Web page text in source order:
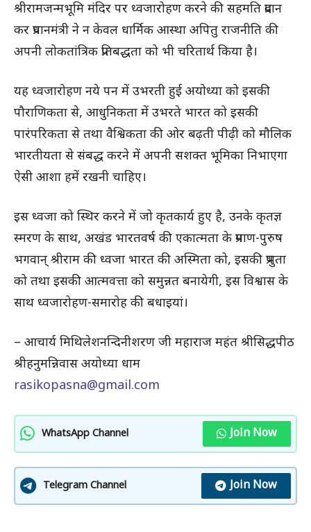
श्रीरामजन्मभूमि मंदिर पर ध्वजारोहण करने की सहमति प्रदान
कर प्रधानमंत्री ने न केवल धार्मिक आस्था अपितु राजनीति की
अपनी लोकतांत्रिक प्रतिबद्धता को भी चरितार्थ किया है।
यह ध्वजारोहण नये पन में उभरती हुई अयोध्या को इसकी
पौराणिकता से, आधुनिकता में उभरते भारत को इसकी
पारंपरिकता से तथा वैश्विकता की ओर बढ़ती पीढ़ी को मौलिक
भारतीयता से संबद्ध करने में अपनी सशक्त भूमिका निभाएगा
ऐसी आशा हमें रखनी चाहिए।
इस ध्वजा को स्थिर करने में जो कृतकार्य हुए है, उनके कृतज्ञ
स्मरण के साथ, अखंड भारतवर्ष की एकात्मता के प्रमाण-पुरुष
भगवान् श्रीराम की ध्वजा भारत की अस्मिता को, इसकी प्रभुता
को तथा इसकी आत्मवत्ता को समुन्नत बनायेगी, इस विश्वास के
साथ ध्वजारोहण-समारोह की बधाइयां।
– आचार्य मिथिलेशनन्दिनीशरण जी महाराज महंत श्रीसिद्धपीठ
श्रीहनुमन्निवास अयोध्या धाम
rasikopasna@gmail.com
WhatsApp Channel Join Now
Telegram Channel Join Now